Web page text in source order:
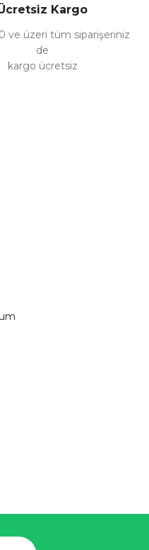
Kargo
ve üzeri tüm siparişeriniz
de
kargo ücretsiz